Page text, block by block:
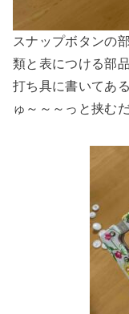
スナップボタンの
類と表につける部
打ち具に書いてあ
ゅ～～～っと挟むだ